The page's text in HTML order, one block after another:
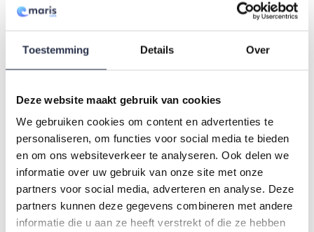
Toestemming Details Over
Deze website maakt gebruik van cookies
We gebruiken cookies om content en advertenties te
personaliseren, om functies voor social media te bieden
en om ons websiteverkeer te analyseren. Ook delen we
informatie over uw gebruik van onze site met onze
partners voor social media, adverteren en analyse. Deze
partners kunnen deze gegevens combineren met andere
informatie die u aan ze heeft verstrekt of die ze hebben
Behandeling: Er is gekozen om voor deze casus
gebruik te maken van de barrière crème van Maris
hoogwaardig product is, en anderzijds bekend staat
bevat meerdere ingrediënten die helpen de
beschadigde huid te herstellen en bevat o.a. D-
panthenol, bijenwas, aloë […]
Lees verder